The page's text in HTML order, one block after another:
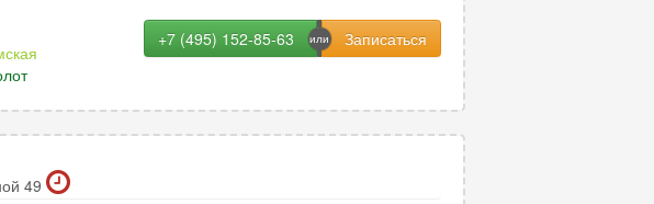
+7 (495) 152-85-63
49